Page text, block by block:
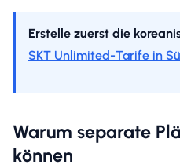
Erstelle zuerst die
SKT Unlimited-Tarife in
Warum separate
können